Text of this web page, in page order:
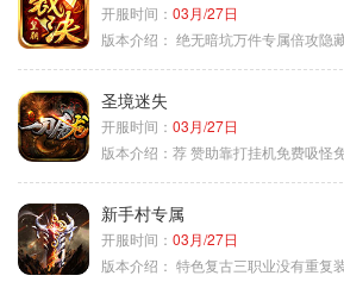
开服时间： 03月/27日
版本介绍： 绝无暗坑万件专属倍攻隐
圣境迷失
开服时间： 03月/27日
版本介绍： 荐 赞助靠打挂机免费吸怪
新手村专属
开服时间： 03月/27日
版本介绍： 特色复古三职业没有重复